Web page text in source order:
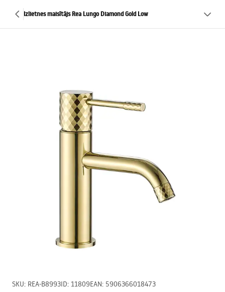
Izlietnes maisītājs Rea Lungo Diamond Gold Low
SKU: REA-B8993ID: 11809EAN: 5906366018473